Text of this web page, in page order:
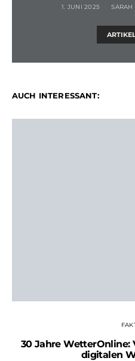
1. JUNI 2025 SARAH
AUCH INTERESSANT:
30 Jahre
digitalen